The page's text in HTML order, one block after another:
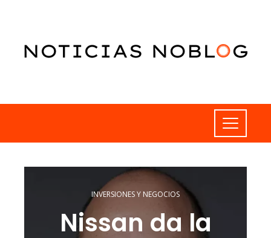
INVERSIONES Y NEGOCIOS
Nissan da la